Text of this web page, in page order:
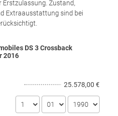
Erstzulassung. Zustand,
Extraausstattung sind bei
DS 3 Crossback
2016
25.578,00 €